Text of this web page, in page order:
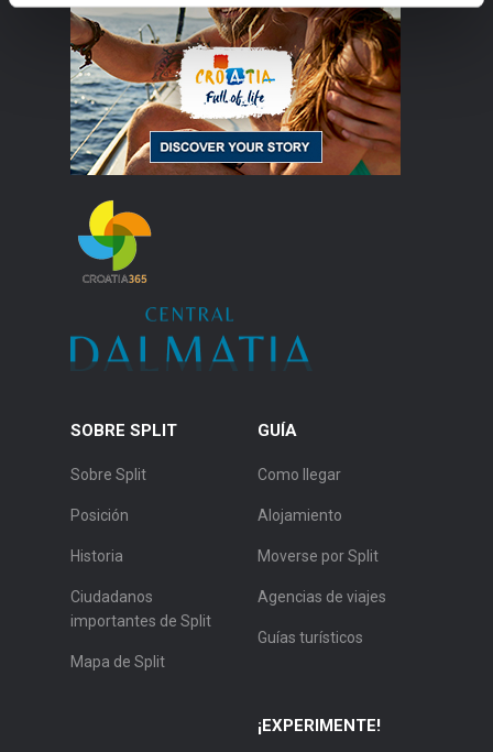
SOBRE SPLIT
Sobre Split
Posición
Historia
Ciudadanos
importantes de Split
Mapa de Split
GUÍA
Como llegar
Alojamiento
Moverse por Split
Agencias de viajes
Guías turísticos
¡EXPERIMENTE!